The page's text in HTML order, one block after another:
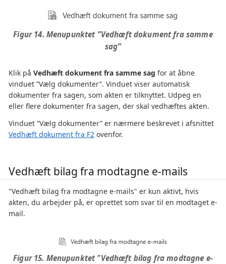
Figur 14. Menupunktet ”Vedhæft dokument fra samme
sag”
Klik på Vedhæft dokument fra samme sag for at åbne
vinduet ”Vælg dokumenter”. Vinduet viser automatisk
dokumenter fra sagen, som akten er tilknyttet. Udpeg en
eller flere dokumenter fra sagen, der skal vedhæftes akten.
Vinduet ”Vælg dokumenter” er nærmere beskrevet i afsnittet
Vedhæft dokument fra F2 ovenfor.
Vedhæft bilag fra modtagne e-mails
"Vedhæft bilag fra modtagne e-mails" er kun aktivt, hvis
akten, du arbejder på, er oprettet som svar til en modtaget e-
mail.
Figur 15. Menupunktet "Vedhæft bilag fra modtagne e-